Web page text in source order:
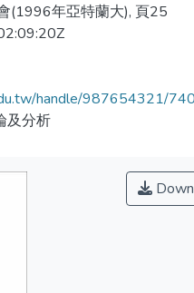
(1996年亞特蘭大), 頁25
handle/987654321/
及分析